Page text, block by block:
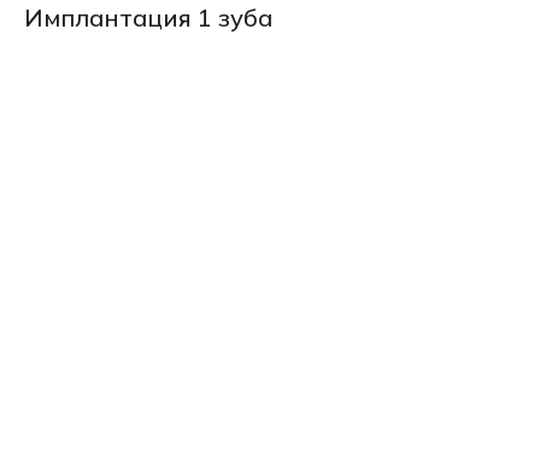
Имплантация 1 зуба